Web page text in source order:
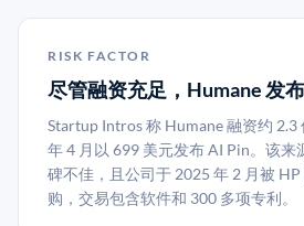
RISK FACTOR
尽管融资充足，Humane 发
Startup Intros 称 Humane 融资约 2.3
年 4 月以 699 美元发布 AI Pin。该来
碑不佳，且公司于 2025 年 2 月被
购，交易包含软件和 300 多项专利。